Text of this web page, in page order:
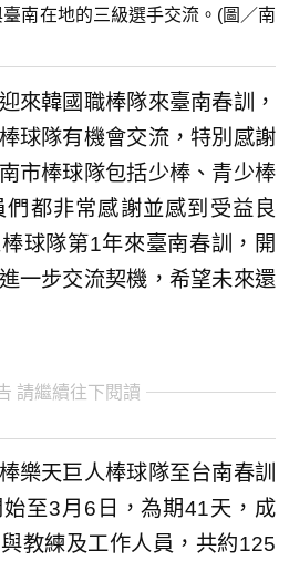
南在地的三級選手交流。(圖／南
來韓國職棒隊來臺南春訓，
球隊有機會交流，特別感謝
市棒球隊包括少棒、青少棒
都非常感謝並感到受益良
球隊第1年來臺南春訓，開
一步交流契機，希望未來還
請繼續往下閱讀
樂天巨人棒球隊至台南春訓
至3月6日，為期41天，成
教練及工作人員，共約125